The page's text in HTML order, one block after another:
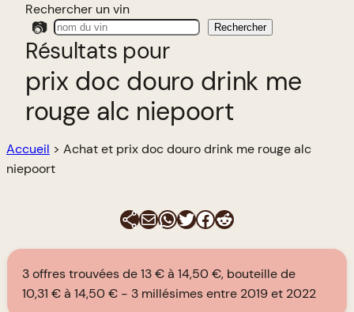
Rechercher un vin
📷 Rechercher
Résultats pour
prix doc douro drink me
rouge alc niepoort
Accueil > Achat et prix doc douro drink me rouge alc
niepoort
E-mailWhatsApp
Twitter
Facebook
Reddit
3 offres trouvées de 13 € à 14,50 €, bouteille de
10,31 € à 14,50 €
3 millésimes entre 2019 et 2022